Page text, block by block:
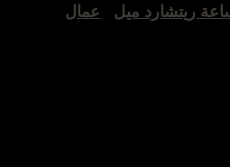
ريتشارد ميل
عمال